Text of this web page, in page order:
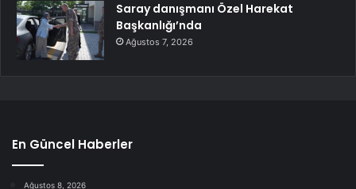
Saray danışmanı Özel Harekat
Başkanlığı’nda
Ağustos 7, 2026
En Güncel Haberler
Ağustos 8, 2026